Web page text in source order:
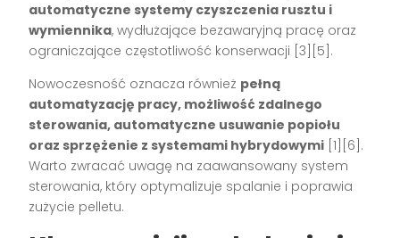
automatyczne systemy czyszczenia rusztu i
wymiennika, wydłużające bezawaryjną pracę oraz
ograniczające częstotliwość konserwacji [3][5].
Nowoczesność oznacza również pełną
automatyzację pracy, możliwość zdalnego
sterowania, automatyczne usuwanie popiołu
oraz sprzężenie z systemami hybrydowymi [1][6].
Warto zwracać uwagę na zaawansowany system
sterowania, który optymalizuje spalanie i poprawia
zużycie pelletu.